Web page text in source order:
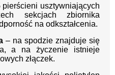
usztywniających
sekcjach zbiornika
na odkształcenia.
– na spodzie znajduje się
a na życzenie istnieje
złączek.